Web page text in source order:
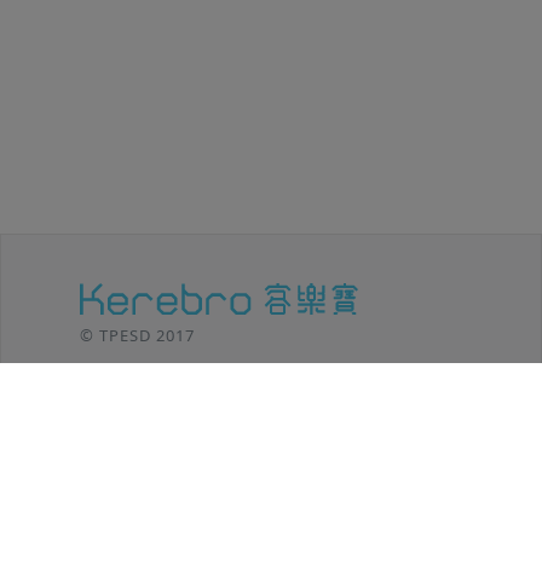
© TPESD 2017